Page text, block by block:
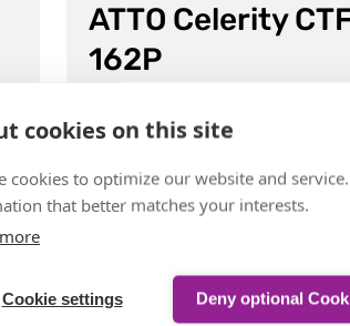
ATTO Celerity
162P
3.0 HBA inklusive SFPs
Zum Produkt
cookies on this site
cookies to optimize our website and
that better matches your interests.
Cookie settings Deny optional